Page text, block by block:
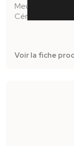
Meuble TV Hifi 2
Céramique grise
Voir la fiche